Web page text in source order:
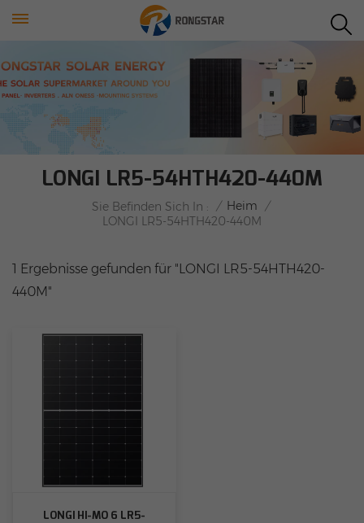
LONGI LR5-54HTH420-440M
Sie Befinden Sich In : / Heim
/
LONGI LR5-54HTH420-440M
1 Ergebnisse gefunden für "LONGI LR5-54HTH420-
440M"
LONGI HI-MO 6 LR5-